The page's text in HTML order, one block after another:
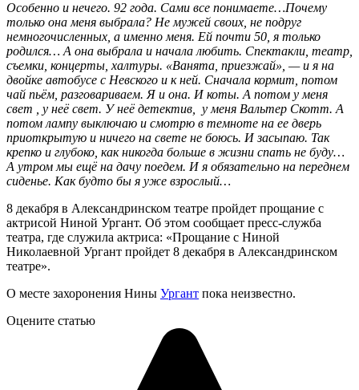
Особенно и нечего. 92 года. Сами все понимаете…Почему
только она меня выбрала? Не мужей своих, не подруг
немногочисленных, а именно меня. Ей почти 50, я только
родился… А она выбрала и начала любить. Спектакли, театр,
съемки, концерты, халтуры. «Ванята, приезжай», — и я на
двойке автобусе с Невского и к ней. Сначала кормит, потом
чай пьём, разговариваем. Я и она. И коты. А потом у меня
свет , у неё свет. У неё детектив, у меня Вальтер Скотт. А
потом лампу выключаю и смотрю в темноте на ее дверь
приоткрытую и ничего на свете не боюсь. И засыпаю. Так
крепко и глубоко, как никогда больше в жизни спать не буду…
А утром мы ещё на дачу поедем. И я обязательно на переднем
сиденье. Как будто бы я уже взрослый…
8 декабря в Александринском театре пройдет прощание с
актрисой Ниной Ургант. Об этом сообщает пресс-служба
театра, где служила актриса: «Прощание с Ниной
Николаевной Ургант пройдет 8 декабря в Александринском
театре».
О месте захоронения Нины Ургант пока неизвестно.
Оцените статью